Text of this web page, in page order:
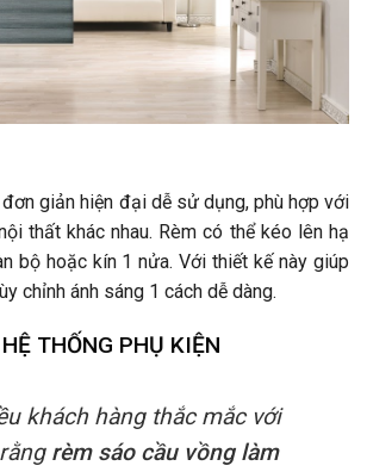
đơn giản hiện đại dễ sử dụng, phù hợp với
thất khác nhau. Rèm có thể kéo lên hạ
bộ hoặc kín 1 nửa. Với thiết kế này giúp
chỉnh ánh sáng 1 cách dễ dàng.
THỐNG PHỤ KIỆN
khách hàng thắc mắc với
rèm sáo cầu vồng làm